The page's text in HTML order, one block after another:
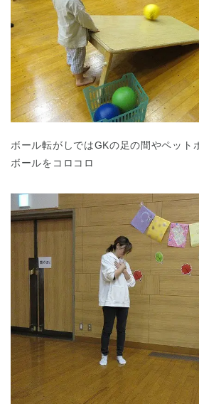
神奈川県
千葉県
埼玉県
兵庫県
ボール転がしではGKの足の間やペット
ボールをコロコロ